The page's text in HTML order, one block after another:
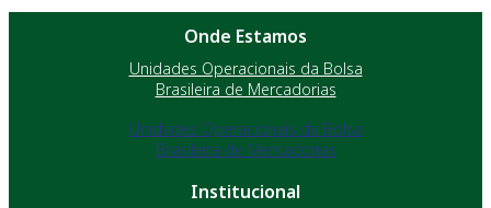
Onde Estamos
Unidades Operacionais da Bolsa
Brasileira de Mercadorias
Unidades Operacionais da Bolsa
Brasileira de Mercadorias
Institucional